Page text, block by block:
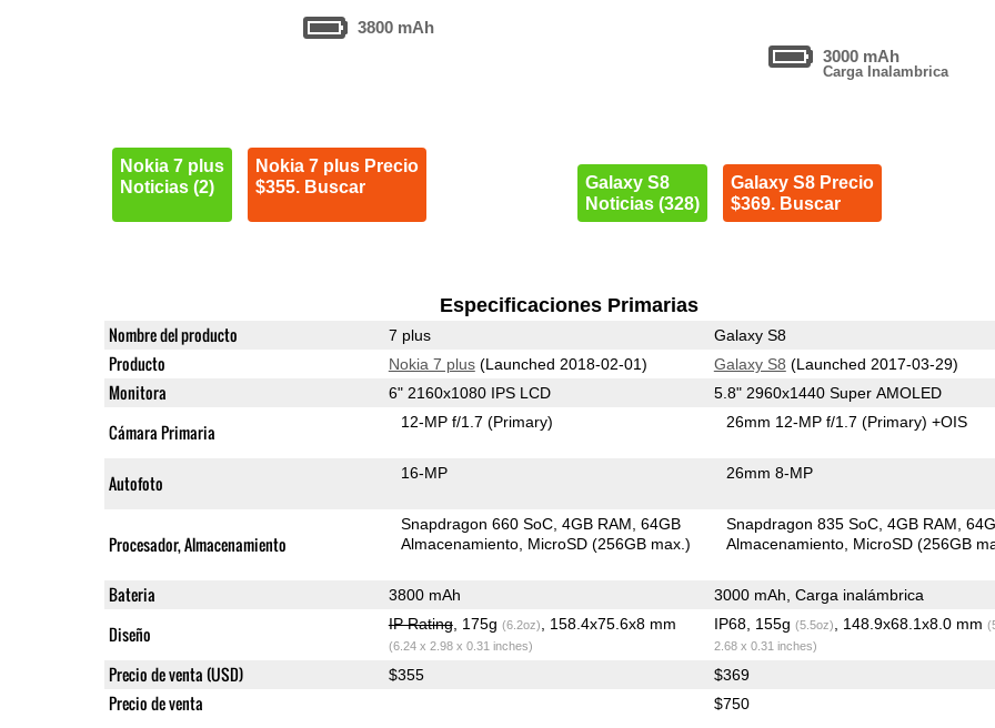
3800 mAh
Nokia 7 plus
Noticias (2)
Nokia 7 plus Precio
$355. Buscar
3000 mAh
Carga Inalambrica
Galaxy S8
Noticias (328)
Galaxy S8 Precio
$369. Buscar
Especificaciones Primarias
Nombre del producto 7 plus Galaxy S8
Producto Nokia 7 plus(Launched 2018-02-01) Galaxy S8 (Launched 2017-03-29)
Monitora 6" 2160x1080 IPS LCD 5.8" 2960x1440 Super AMOLED
Cámara Primaria 12-MP f/1.7(Primary) 26mm 12-MP f/1.7(Primary) +OIS
Autofoto 16-MP 26mm 8-MP
Procesador, Almacenamiento
Snapdragon 660 SoC 4GB RAM 64GB
Almacenamiento MicroSD (256GB max.)
Snapdragon 835 SoC 4GB RAM
Almacenamiento MicroSD (256GB
Bateria 3800 mAh 3000 mAh, Carga inalámbrica
Diseño IP Rating, 175g (6.2oz) , 158.4x75.6x8 mm
(6.24 x 2.98 x 0.31 inches)
IP68, 155g (5.5oz) , 148.9x68.1x8.0 mm
2.68 x 0.31 inches)
Precio de venta (USD) $355 $369
Precio de venta $750